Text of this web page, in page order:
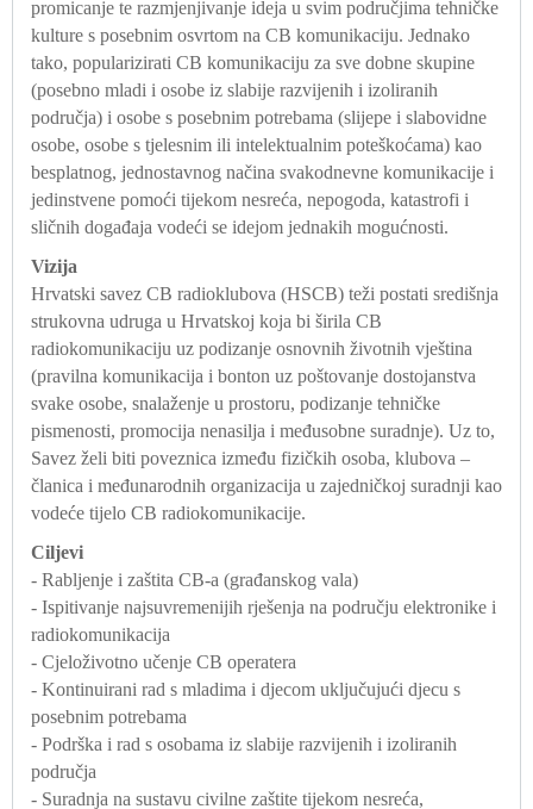
promicanje te razmjenjivanje ideja u svim područjima tehničke
kulture s posebnim osvrtom na CB komunikaciju. Jednako
tako, popularizirati CB komunikaciju za sve dobne skupine
(posebno mladi i osobe iz slabije razvijenih i izoliranih
područja) i osobe s posebnim potrebama (slijepe i slabovidne
osobe, osobe s tjelesnim ili intelektualnim poteškoćama) kao
besplatnog, jednostavnog načina svakodnevne komunikacije i
jedinstvene pomoći tijekom nesreća, nepogoda, katastrofi i
sličnih događaja vodeći se idejom jednakih mogućnosti.
Vizija
Hrvatski savez CB radioklubova (HSCB) teži postati središnja
strukovna udruga u Hrvatskoj koja bi širila CB
radiokomunikaciju uz podizanje osnovnih životnih vještina
(pravilna komunikacija i bonton uz poštovanje dostojanstva
svake osobe, snalaženje u prostoru, podizanje tehničke
pismenosti, promocija nenasilja i međusobne suradnje). Uz to,
Savez želi biti poveznica između fizičkih osoba, klubova –
članica i međunarodnih organizacija u zajedničkoj suradnji kao
vodeće tijelo CB radiokomunikacije.
Ciljevi
- Rabljenje i zaštita CB-a (građanskog vala)
- Ispitivanje najsuvremenijih rješenja na području elektronike i
radiokomunikacija
- Cjeloživotno učenje CB operatera
- Kontinuirani rad s mladima i djecom uključujući djecu s
posebnim potrebama
- Podrška i rad s osobama iz slabije razvijenih i izoliranih
područja
- Suradnja na sustavu civilne zaštite tijekom nesreća,